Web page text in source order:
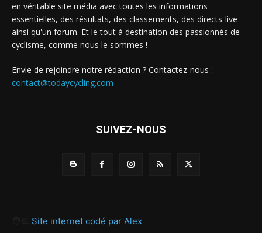
en véritable site média avec toutes les informations
essentielles, des résultats, des classements, des directs-live
ainsi qu'un forum. Et le tout à destination des passionnés de
cyclisme, comme nous le sommes !
Envie de rejoindre notre rédaction ? Contactez-nous :
contact@todaycycling.com
SUIVEZ-NOUS
Site internet codé par Alex